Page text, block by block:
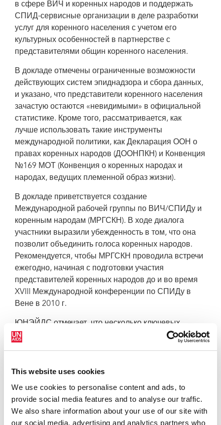
This website uses cookies
We use cookies to personalise content and ads, to
provide social media features and to analyse our traffic.
We also share information about your use of our site with
our social media, advertising and analytics partners who
в сфере ВИЧ и коренных народов и поддержать
СПИД-сервисные организации в деле разработки
услуг для коренного населения с учетом его
культурных особенностей в партнерстве с
представителями общин коренного населения.
В докладе отмечены ограниченные возможности
действующих систем эпиднадзора и сбора данных,
и указано, что представители коренного населения
зачастую остаются «невидимыми» в официальной
статистике. Кроме того, рассматривается, как
лучше использовать такие инструменты
международной политики, как Декларация ООН о
правах коренных народов (ДООНПКН) и Конвенция
№169 МОТ (Конвенция о коренных народах и
народах, ведущих племенной образ жизни).
В докладе приветствуется создание
Международной рабочей группы по ВИЧ/СПИДу и
коренным народам (МРГСКН). В ходе диалога
участники выразили убежденность в том, что она
позволит объединить голоса коренных народов.
Рекомендуется, чтобы МРГСКН проводила встречи
ежегодно, начиная с подготовки участия
представителей коренных народов до и во время
XVIII Международной конференции по СПИДу в
Вене в 2010 г.
ЮНЭЙДС отмечает, что несколько ключевых
факторов риска, которые в крайней степени
представителей коренных народов во всем мире. К